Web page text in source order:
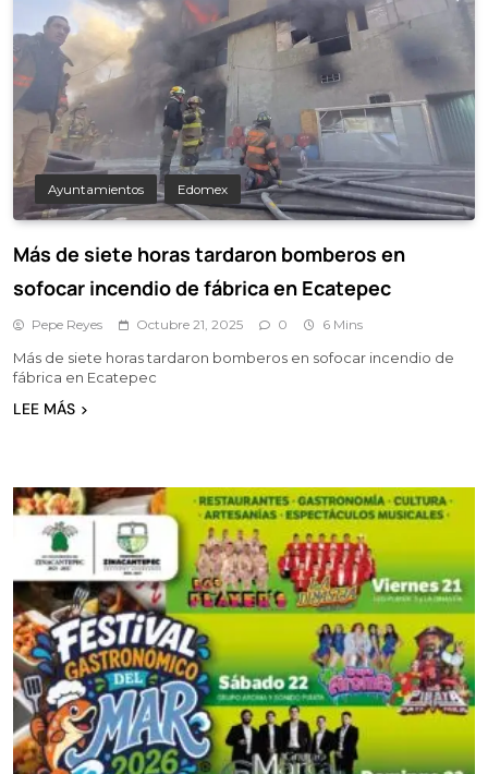
Ayuntamientos Edomex
Más de siete horas tardaron bomberos en
sofocar incendio de fábrica en Ecatepec
Pepe Reyes Octubre 21, 2025 0 6 Mins
Más de siete horas tardaron bomberos en sofocar incendio de
fábrica en Ecatepec
LEE MÁS